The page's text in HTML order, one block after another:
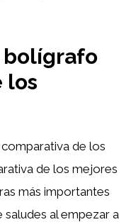
bolígrafo
los
comparativa de los
de los mejores
más importantes
saludes al empezar a